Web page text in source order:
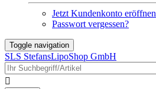
Jetzt Kundenkonto eröffnen
Passwort vergessen?
Toggle navigation
SLS StefansLipoShop GmbH
